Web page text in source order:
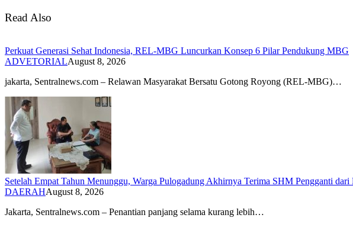
Read Also
Perkuat Generasi Sehat Indonesia, REL-MBG Luncurkan Konsep 6 Pilar Pendukung MBG
ADVETORIALAugust 8, 2026
‎jakarta, Sentralnews.com – Relawan Masyarakat Bersatu Gotong Royong (REL-MBG)…
Setelah Empat Tahun Menunggu, Warga Pulogadung Akhirnya Terima SHM Pengganti dari
DAERAHAugust 8, 2026
Jakarta, Sentralnews.com – Penantian panjang selama kurang lebih…